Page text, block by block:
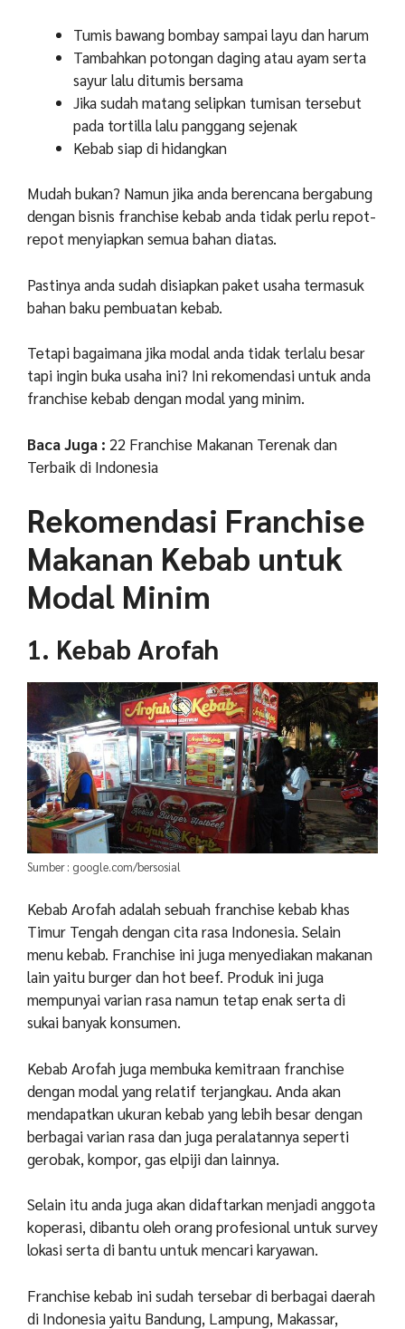
Tumis bawang bombay sampai layu dan harum
Tambahkan potongan daging atau ayam serta
sayur lalu ditumis bersama
Jika sudah matang selipkan tumisan tersebut
pada tortilla lalu panggang sejenak
Kebab siap di hidangkan
Mudah bukan? Namun jika anda berencana bergabung
dengan bisnis franchise kebab anda tidak perlu repot-
repot menyiapkan semua bahan diatas.
Pastinya anda sudah disiapkan paket usaha termasuk
bahan baku pembuatan kebab.
Tetapi bagaimana jika modal anda tidak terlalu besar
tapi ingin buka usaha ini? Ini rekomendasi untuk anda
franchise kebab dengan modal yang minim.
Baca Juga : 22 Franchise Makanan Terenak dan
Terbaik di Indonesia
Rekomendasi Franchise
Makanan Kebab untuk
Modal Minim
1. Kebab Arofah
Sumber : google.com/bersosial
Kebab Arofah adalah sebuah franchise kebab khas
Timur Tengah dengan cita rasa Indonesia. Selain
menu kebab. Franchise ini juga menyediakan makanan
lain yaitu burger dan hot beef. Produk ini juga
mempunyai varian rasa namun tetap enak serta di
sukai banyak konsumen.
Kebab Arofah juga membuka kemitraan franchise
dengan modal yang relatif terjangkau. Anda akan
mendapatkan ukuran kebab yang lebih besar dengan
berbagai varian rasa dan juga peralatannya seperti
gerobak, kompor, gas elpiji dan lainnya.
Selain itu anda juga akan didaftarkan menjadi anggota
koperasi, dibantu oleh orang profesional untuk survey
lokasi serta di bantu untuk mencari karyawan.
Franchise kebab ini sudah tersebar di berbagai daerah
di Indonesia yaitu Bandung, Lampung, Makassar,